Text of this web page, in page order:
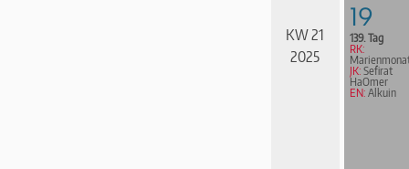
KW 21
2025
19
139. Tag
RK:
JK: Sefirat
HaOmer
EN: Alkuin